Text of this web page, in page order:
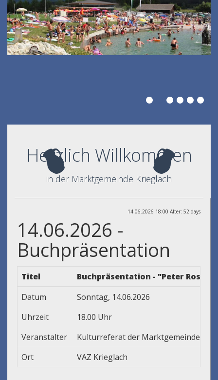
Herzlich Willkommen
in der Marktgemeinde Krieglach
14.06.2026 18:00 Alter: 52 days
14.06.2026 -
Buchpräsentation
Titel
Buchpräsentation - "Peter
Datum
Sonntag, 14.06.2026
Uhrzeit
18.00 Uhr
Veranstalter
Kulturreferat der Marktgemeinde
Ort
VAZ Krieglach